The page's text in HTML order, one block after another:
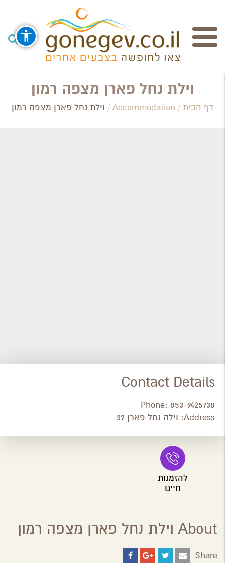
חיפוש
Search Category / Business
וילת נחל פארן מצפה רמון
דף הבית /
Accommodation
/ וילת נחל פארן מצפה רמון
Contact Details
Phone: 053-9425730
Address: וילה נחל פארן 32
להזמנות
חייגו
About וילת נחל פארן מצפה רמון
Share